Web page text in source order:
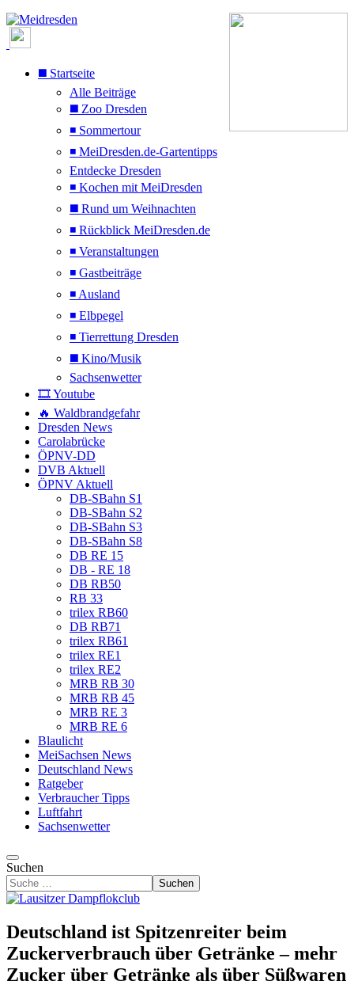
◼️ Startseite
Alle Beiträge
◼️ Zoo Dresden
◾ Sommertour
◾ MeiDresden.de-Gartentipps
Entdecke Dresden
◾ Kochen mit MeiDresden
◼️ Rund um Weihnachten
◾ Rückblick MeiDresden.de
◾ Veranstaltungen
◾ Gastbeiträge
◾ Ausland
◾ Elbpegel
◾ Tierrettung Dresden
◼️ Kino/Musik
Sachsenwetter
🎞️ Youtube
🔥 Waldbrandgefahr
Dresden News
Carolabrücke
ÖPNV-DD
DVB Aktuell
ÖPNV Aktuell
DB-SBahn S1
DB-SBahn S2
DB-SBahn S3
DB-SBahn S8
DB RE 15
DB - RE 18
DB RB50
RB 33
trilex RB60
DB RB71
trilex RB61
trilex RE1
trilex RE2
MRB RB 30
MRB RB 45
MRB RE 3
MRB RE 6
Blaulicht
MeiSachsen News
Deutschland News
Ratgeber
Verbraucher Tipps
Luftfahrt
Sachsenwetter
Suchen
Suchen
Deutschland ist Spitzenreiter beim
Zuckerverbrauch über Getränke – mehr
Zucker über Getränke als über Süßwaren